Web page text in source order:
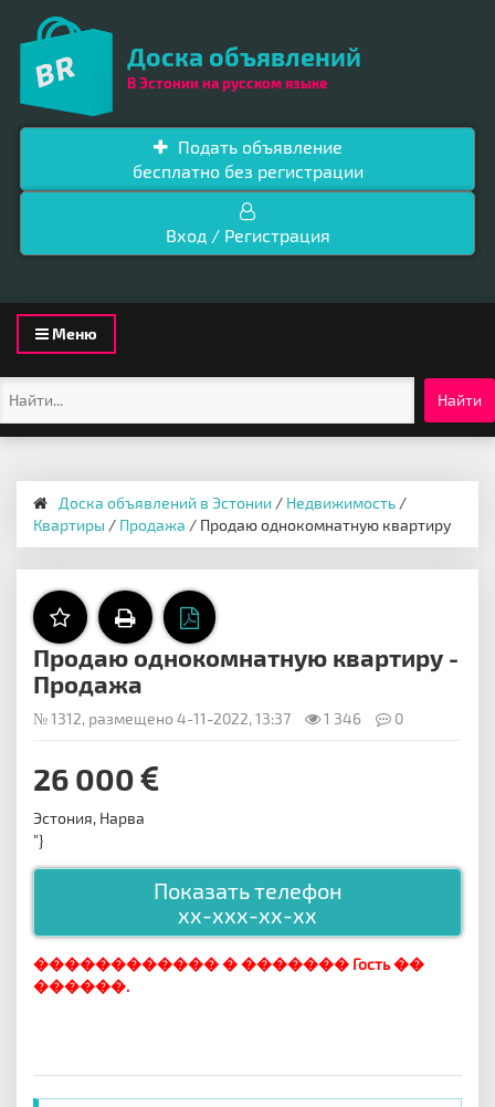
Доска объявлений
В Эстонии на русском языке
Подать объявление
бесплатно без регистрации
Вход / Регистрация
Toggle
navigation
Меню
Найти
Доска объявлений в Эстонии / Недвижимость /
Квартиры / Продажа / Продаю однокомнатную квартиру
Продаю однокомнатную квартиру -
Продажа
№ 1312, размещено 4-11-2022, 13:37 1 346 0
26 000
Эстония, Нарва
"}
Показать телефон
xx-xxx-xx-xx
������������ � ������� Гость ��
������.